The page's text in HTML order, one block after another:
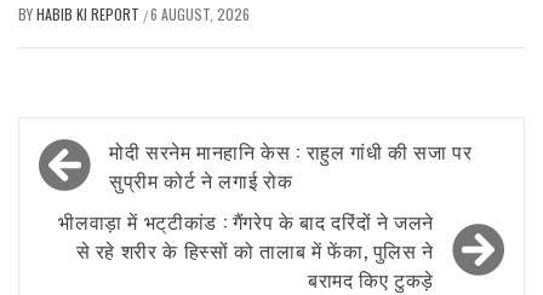
BYHABIB KI REPORT /6 AUGUST, 2026
Post
navigation
मोदी सरनेम मानहानि केस : राहुल गांधी की सजा पर
सुप्रीम कोर्ट ने लगाई रोक
भीलवाड़ा में भट्‌टीकांड : गैंगरेप के बाद दरिंदों ने जलने
से रहे शरीर के हिस्सों को तालाब में फेंका, पुलिस ने
बरामद किए टुकड़े